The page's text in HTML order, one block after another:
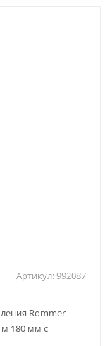
Артикул:992087
Rommer
м 180 мм с